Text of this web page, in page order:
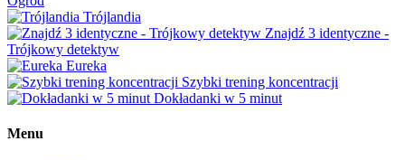
Trójlandia
Znajdź 3 identyczne -
Trójkowy detektyw
Eureka
Szybki trening koncentracji
Dokładanki w 5 minut
Menu